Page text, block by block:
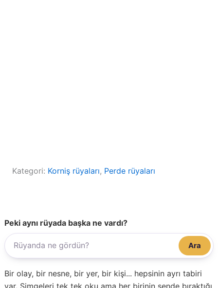
Kategori: Korniş rüyaları, Perde rüyaları
Peki aynı rüyada başka ne vardı?
Ara
Bir olay, bir nesne, bir yer, bir kişi... hepsinin ayrı tabiri
var. Simgeleri tek tek oku ama her birinin sende bıraktığı